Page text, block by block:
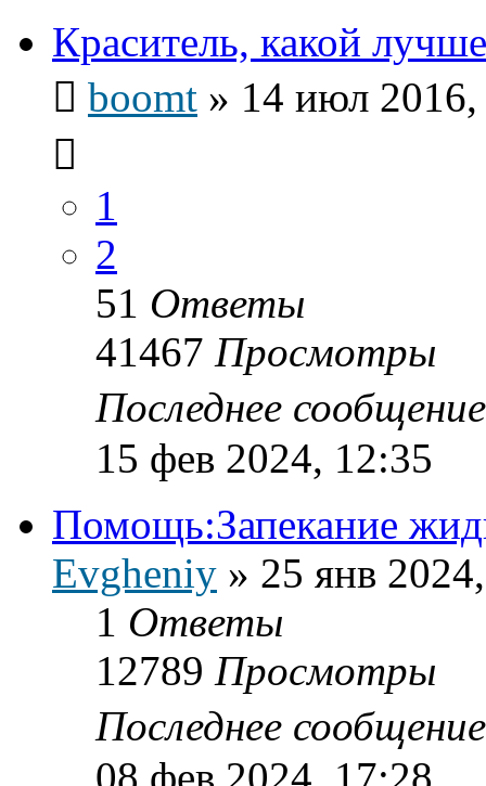
Краситель, какой
boomt » 14 июл
1
2
51 Ответы
41467 Просмотры
Последнее
15 фев 2024, 12:35
Помощь:Запекание
Evgheniy » 25 янв
1 Ответы
12789 Просмотры
Последнее
08 фев 2024, 17:28